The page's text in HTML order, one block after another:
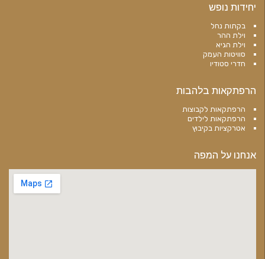
יחידות נופש
בקתות נחל
וילת ההר
וילת הגיא
סוויטות העמק
חדרי סטודיו
הרפתקאות בלהבות
הרפתקאות לקבוצות
הרפתקאות לילדים
אטרקציות בקיבוץ
אנחנו על המפה